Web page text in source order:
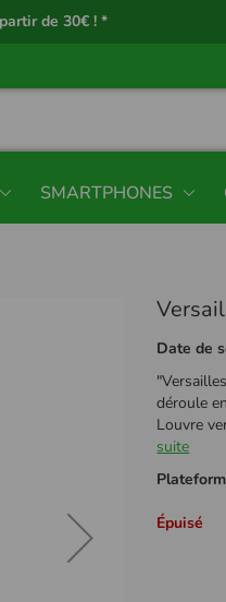
de 30€ ! *
SMARTPHONES
Date de
déroule
Louvre
suite
Épuisé